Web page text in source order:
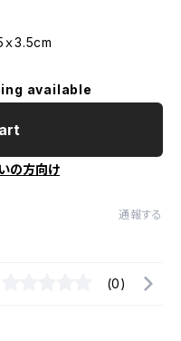
ｘ3.5cm
available
の方向け
通報する
(0)